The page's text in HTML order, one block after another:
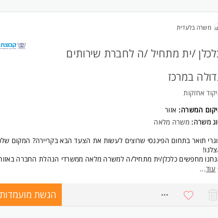
משרה בלעדית
/ית מתחיל /ה לחברת שירותים
במרכז
אחזקות
המשרה: אזור
משרה: משרה מלאה
תואר בתחום הפיננסי שרוצים לעשות את הצעד הבא בקריירה? המקום
מחפשים כלכלן/ית מתחיל/ה למשרה מלאה ממשרדי הנהלת החברה
מתאים לבוגרי תואר בכלכלה או מנהל עסקים עם ניסיון התחלתי של עד
מה כולל התפקיד?
פרויקטים וניתוחי רווחיות
עוד...
הגשת מועמדות